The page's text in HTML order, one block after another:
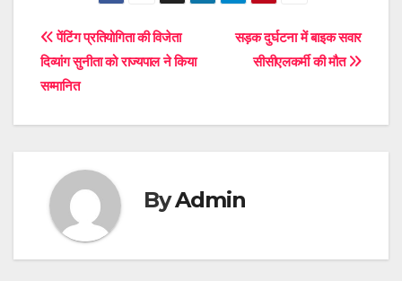
Post
navigation
सड़क दुर्घटना में बाइक सवार
सीसीएलकर्मी की मौत
पेंटिंग प्रतियोगिता की विजेता
दिव्यांग सुनीता को राज्यपाल ने किया
सम्मानित
ByAdmin